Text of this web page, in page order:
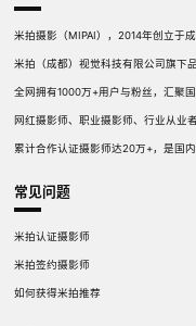
米拍摄影（MIPAI），2014年创立于成
米拍（成都）视觉科技有限公司旗下
全网拥有1000万+用户与粉丝，汇聚国
网红摄影师、职业摄影师、行业从业
累计合作认证摄影师达20万+，是国
常见问题
米拍认证摄影师
米拍签约摄影师
如何获得米拍推荐